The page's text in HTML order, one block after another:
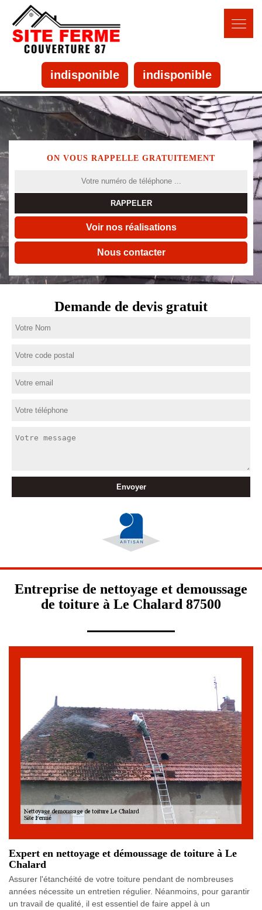
indisponible indisponible
ON VOUS RAPPELLE GRATUITEMENT
Voir nos réalisations
Nous contacter
Demande de devis gratuit
Entreprise de nettoyage et demoussage
de toiture à Le Chalard 87500
Expert en nettoyage et démoussage de toiture à Le
Chalard
Assurer l'étanchéité de votre toiture pendant de nombreuses
années nécessite un entretien régulier. Néanmoins, pour garantir
un travail de qualité, il est essentiel de faire appel à un